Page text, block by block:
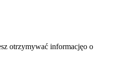
otrzymywać informacjęo o